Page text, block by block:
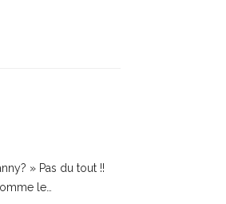
» Pas du tout !!
le…